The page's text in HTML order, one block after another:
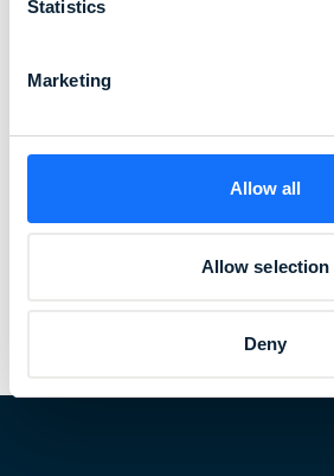
Statistics
Marketing
Allow all
Allow selection
Deny